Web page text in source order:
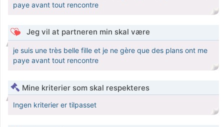
paye avant tout rencontre
Jeg vil at partneren min skal være
je suis une très belle fille et je ne gère que des plans ont me
paye avant tout rencontre
Mine kriterier som skal respekteres
Ingen kriterier er tilpasset